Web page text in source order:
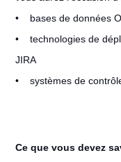
• bases de données
• technologies de
JIRA
• systèmes de
Ce que vous devez